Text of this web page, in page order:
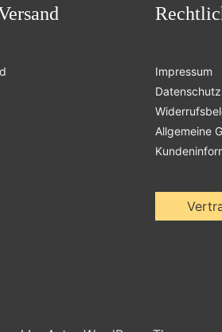
Impressum
Datenschutz
Allgemeine